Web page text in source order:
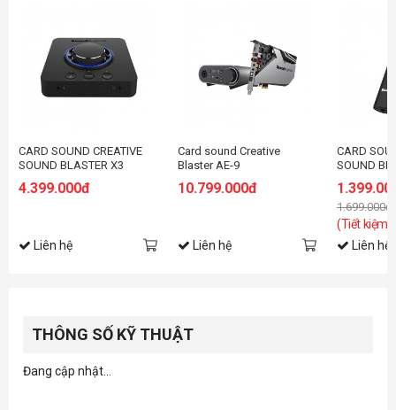
CARD SOUND CREATIVE
SOUND BLASTER X3
4.399.000đ
Liên hệ
Card sound Creative
Blaster AE-9
10.799.000đ
Liên hệ
CARD
SOUND
1.699.000đ
(Tiết kiệm:
Liên hệ
THÔNG SỐ KỸ THUẬT
Đang cập nhật...